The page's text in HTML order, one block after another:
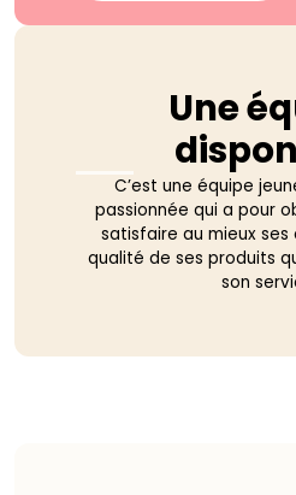
Une
C’est une équipe
passionnée qui a pour
satisfaire au mieux
qualité de ses produits
son